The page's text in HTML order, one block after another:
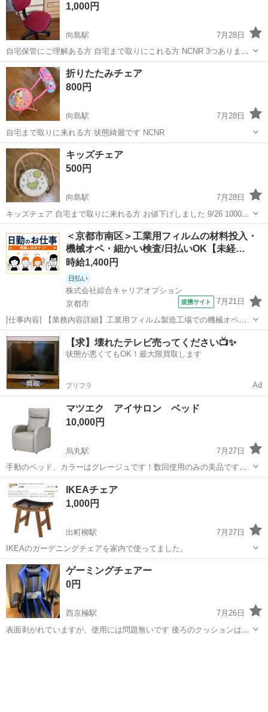
ぼ未使用です！
1,000円
向島駅
7月28日
自宅保管にご理解ある方 自宅まで取りにこれる方 NCNR 3つあります
１つで1000円 1個1000円 2つで1800円 1個900円 3つで2400円 1個
800円
京都 京都市 向島駅
折りたたみチェア
800円
向島駅
7月28日
自宅まで取りに来れる方 状態綺麗です NCNR
京都 京都市 向島駅
キッズチェア
500円
向島駅
7月28日
キッズチェア 自宅まで取りに来れる方 お値下げしました 9/26 1000円
→800
向島駅 椅子 キッズチェア
＜京都市南区＞工業用フィルムの材料投入・
機械オペ・細かい検査/日払いOK【未経…
時給1,400円
日払い
株式会社綜合キャリアオプション
京都市
提携サイト 7月21日
[仕事内容] 【業務内容詳細】工業用フィルム製造工場での機械オペレ
ーター業務。 機械への材料の投入と機械操作、 細かい物を検査する作
業です。 クリーンルーム内での作業もあります。 機械熱で暑い職場も
あります。 残業ほぼありま...
京都 京都市 工場
【求】壊れたテレビ売ってください📺✨
状態が悪くてもOK！最大限買取します
プリフラ Ad
マツエク アイサロン ベッド
10,000円
烏丸駅
7月27日
手動のベッド、カラーはグレージュです！数回使用のみの美品です。
ビューティーガレージで現在も販売中のベッドです。
京都 京都市
IKEAチェア
1,000円
出町柳駅
7月27日
IKEAのガーデニングチェアを家内で使ってました。
京都 京都市 出町柳駅 椅子
ゲーミングチェアー
0円
西京極駅
7月26日
表面剥がれていますが、使用には問題無いです 後ろのクッションは取